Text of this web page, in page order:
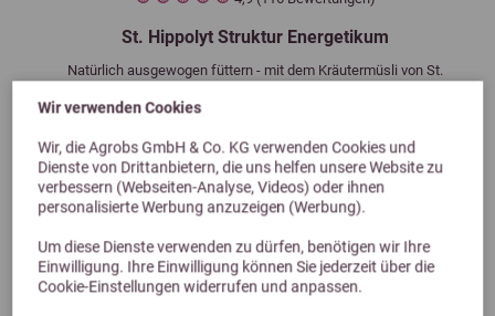
Wir verwenden Cookies
Wir, die Agrobs GmbH & Co. KG verwenden Cookies und
Dienste von Drittanbietern, die uns helfen unsere Website zu
verbessern (Webseiten-Analyse, Videos) oder ihnen
personalisierte Werbung anzuzeigen (Werbung).
Um diese Dienste verwenden zu dürfen, benötigen wir Ihre
Einwilligung. Ihre Einwilligung können Sie jederzeit über die
Cookie-Einstellungen widerrufen und anpassen.
St. Hippolyt Struktur Energetikum
Natürlich ausgewogen füttern - mit dem Kräutermüsli von St.
ab 33,80 €